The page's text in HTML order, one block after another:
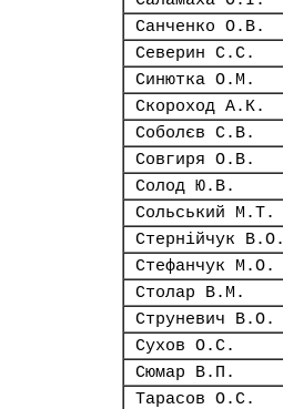
Санченко О.В.
Северин С.С.
Синютка О.М.
Скороход А.К.
Соболєв С.В.
Совгиря О.В.
Солод Ю.В.
Сольський М.Т.
Стернійчук В.О.
Стефанчук М.О.
Столар В.М.
Струневич В.О.
Сухов О.С.
Сюмар В.П.
Тарасов О.С.